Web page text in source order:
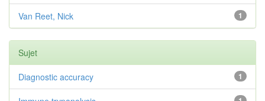
1
Van Reet, Nick
Sujet
1
Diagnostic accuracy